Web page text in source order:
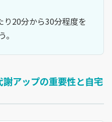
20分から30分程度を
アップの重要性と自宅